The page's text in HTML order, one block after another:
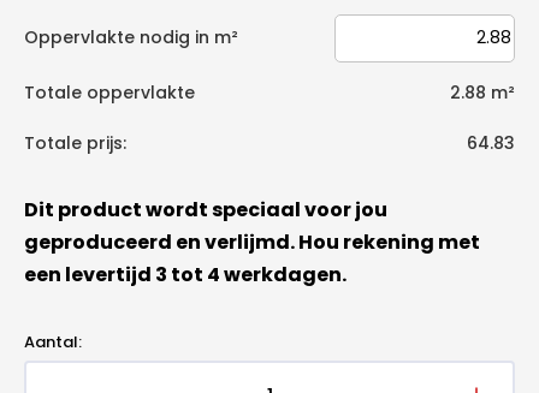
Oppervlakte nodig in m²
Totale oppervlakte 2.88 m²
Totale prijs: 64.83
Dit product wordt speciaal voor jou
geproduceerd en verlijmd. Hou rekening met
een levertijd 3 tot 4 werkdagen.
Aantal: